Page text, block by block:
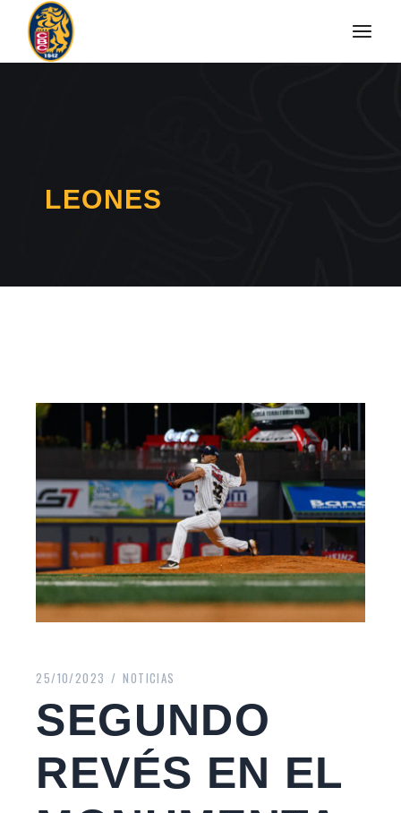
LEONES
25/10/2023 NOTICIAS
SEGUNDO
REVÉS EN EL